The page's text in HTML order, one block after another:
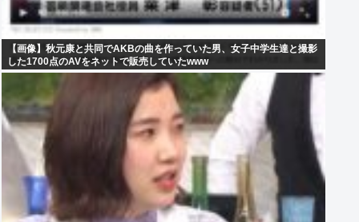
【画像】秋元康と共同でAKBの曲を作っていた男、女子中学生達と撮影
した1700点のAVをネットで販売していたwww